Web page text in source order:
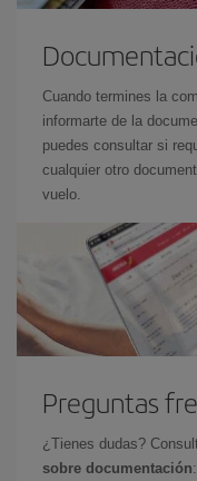
Cuando termines la
informarte de la
puedes consultar si
cualquier otro
vuelo.
Preguntas
¿Tienes dudas?
sobre documentación